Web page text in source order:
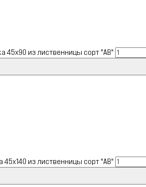
45х90 из лиственницы сорт "АВ"
45х140 из лиственницы сорт "АВ"